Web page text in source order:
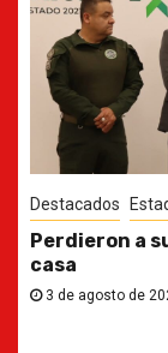
Destacados
Ya casi, el
30 de julio de 2026